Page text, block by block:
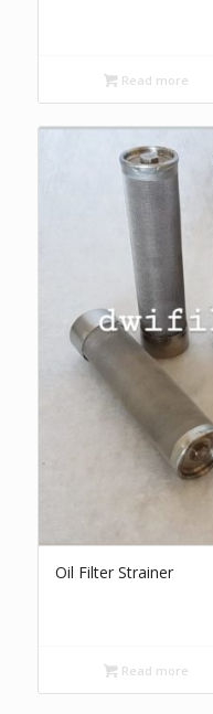
Read more
Oil Filter Strainer
Read more